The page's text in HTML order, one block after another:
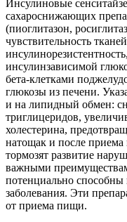
Инсулиновые
сахароснижающих
(пиоглитазон,
чувствительность
инсулинзависимой
бета-клетками
глюкозы из печени.
и на липидный обмен:
триглицеридов,
холестерина,
натощак и после
тормозят развитие
важными
потенциально способны
заболевания. Эти
от приема пищи.